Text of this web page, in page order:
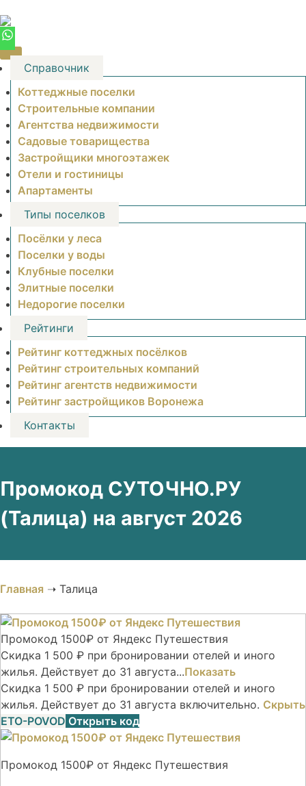
to
content
Справочник
Коттеджные поселки
Строительные компании
Агентства недвижимости
Садовые товарищества
Застройщики многоэтажек
Отели и гостиницы
Апартаменты
Типы поселков
Посёлки у леса
Поселки у воды
Клубные поселки
Элитные поселки
Недорогие поселки
Рейтинги
Рейтинг коттеджных посёлков
Рейтинг строительных компаний
Рейтинг агентств недвижимости
Рейтинг застройщиков Воронежа
Контакты
Промокод СУТОЧНО.РУ
(Талица) на август 2026
Главная ➝ Талица
Промокод 1500₽ от Яндекс Путешествия
Скидка 1 500 ₽ при бронировании отелей и иного
жилья. Действует до 31 августа...Показать
Скидка 1 500 ₽ при бронировании отелей и иного
жилья. Действует до 31 августа включительно. Скрыть
ETO-POVOD Открыть код
Промокод 1500₽ от Яндекс Путешествия